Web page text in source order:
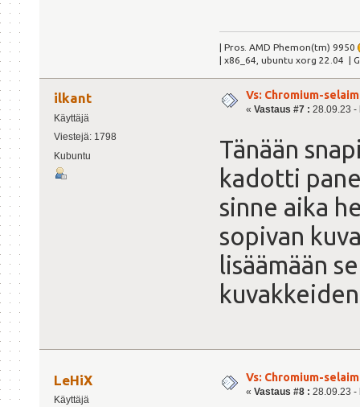
| Pros. AMD Phemon(tm) 9950
| x86_64, ubuntu xorg 22.04 |
ilkant
Käyttäjä
Viestejä: 1798
Kubuntu
Vs: Chromium-
« Vastaus #7 : 28.09.23 -
Tänään
kadotti
sinne aika
sopivan
lisäämään
LeHiX
Käyttäjä
Vs: Chromium-
« Vastaus #8 : 28.09.23 -